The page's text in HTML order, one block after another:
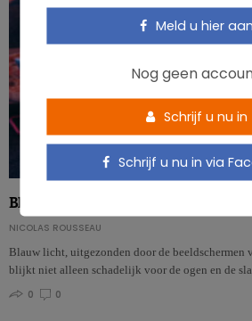
Blauw licht doet ’s avonds snoepen
NICOLAS ROUSSEAU
Blauw licht, uitgezonden door de beeldschermen
blijkt niet alleen schadelijk voor de ogen en de
0
0
Meld u hier aan
Nog geen
Schrijf u nu in
Schrijf u nu in via